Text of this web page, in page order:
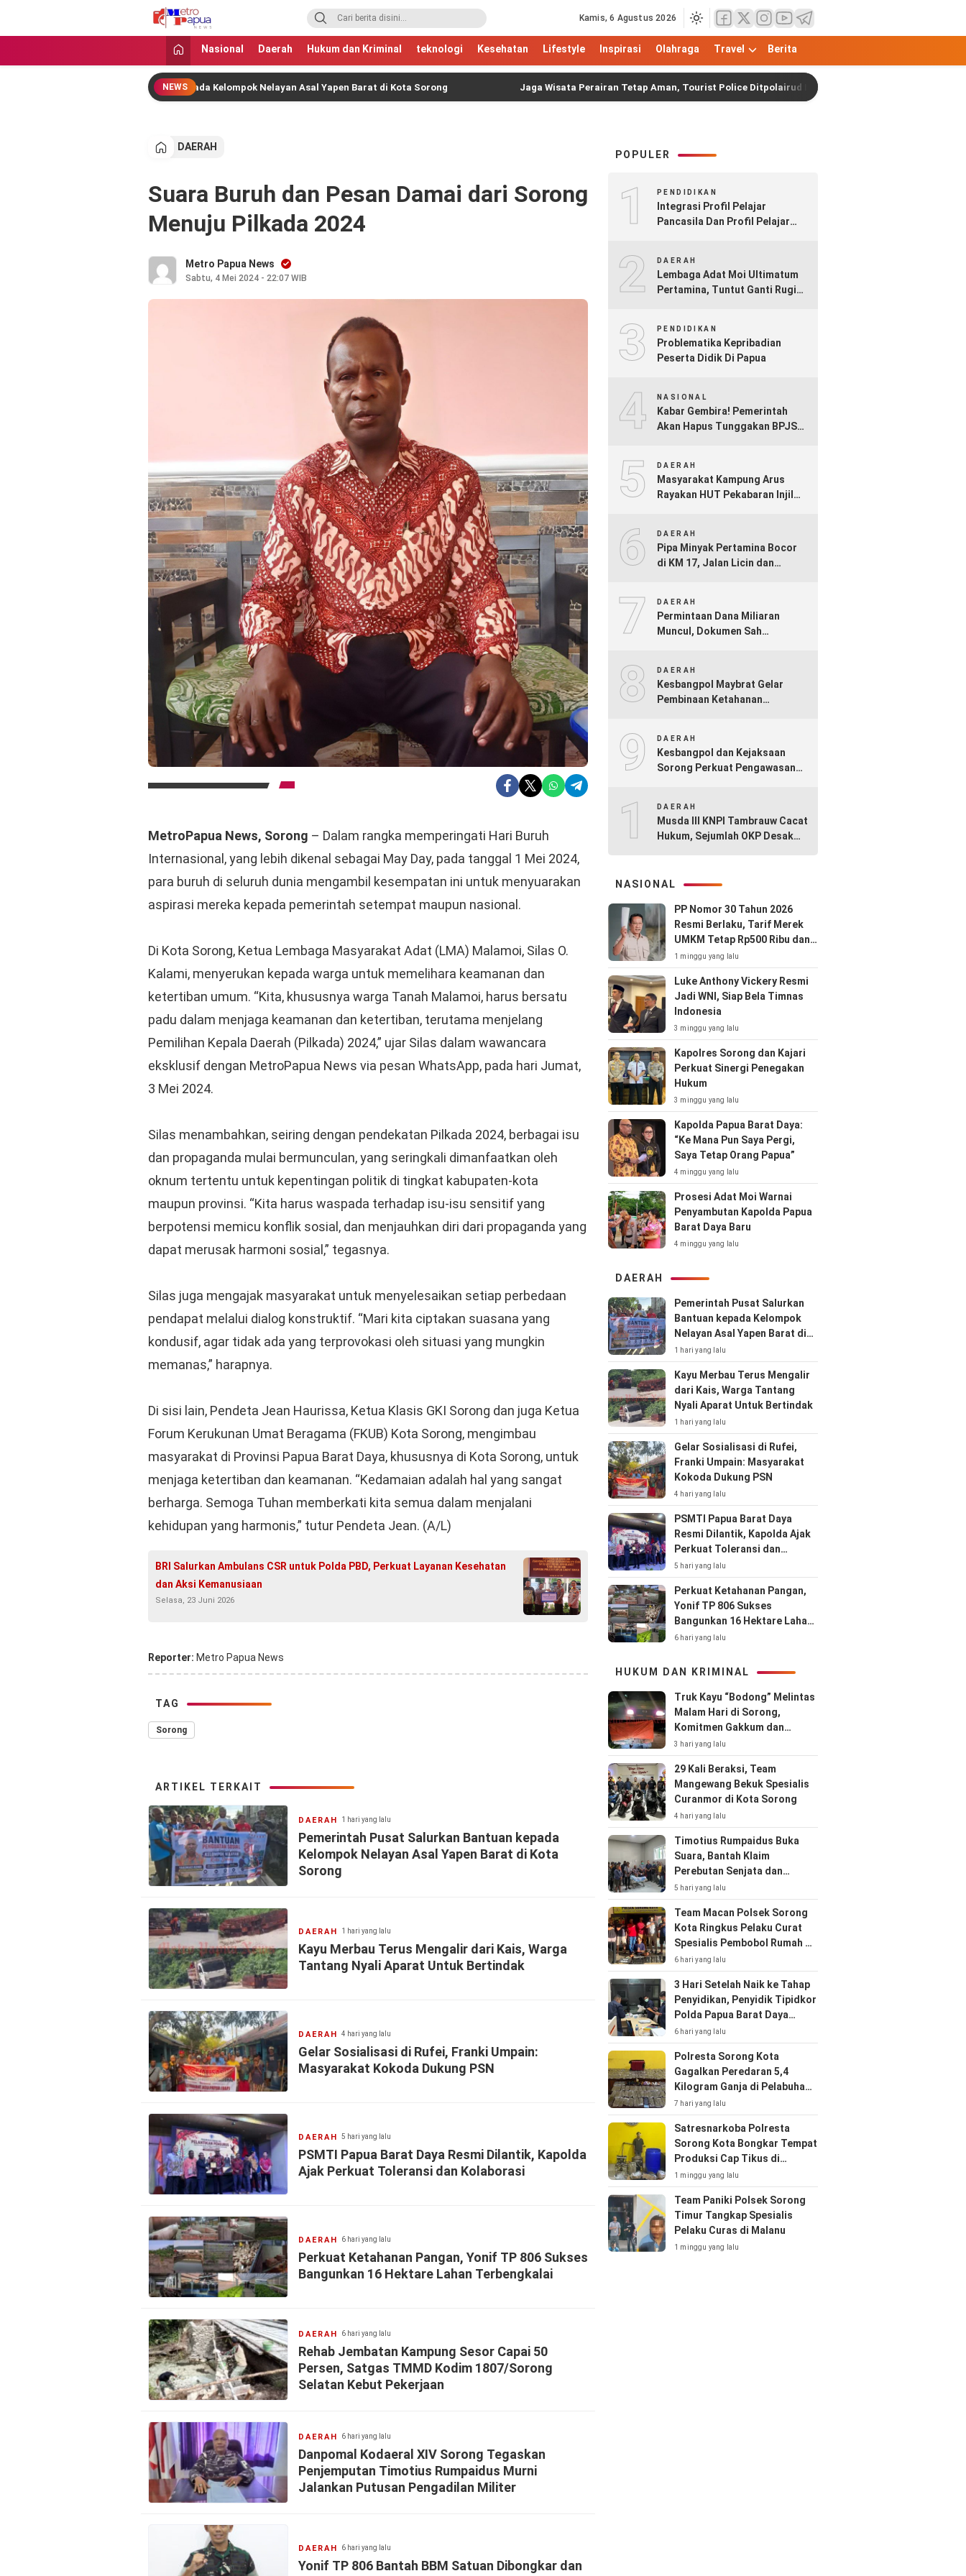
MetroPapua News
Jangan Gentar Bicara Benar
Kamis, 6 Agustus 2026
Nasional Daerah Hukum dan Kriminal teknologi Kesehatan Lifestyle Inspirasi Olahraga Travel Berita
NEWS
Pusat Salurkan Bantuan kepada Kelompok Nelayan Asal Yapen Barat di Kota Sorong Jaga Wisata Perairan Tetap Aman, Tourist Police Ditpolairud Intensifkan Patroli di Dermaga
DAERAH
Suara Buruh dan Pesan Damai dari Sorong
Menuju Pilkada 2024
Metro Papua News
Sabtu, 4 Mei 2024 - 22:07 WIB
MetroPapua News, Sorong – Dalam rangka memperingati Hari Buruh
Internasional, yang lebih dikenal sebagai May Day, pada tanggal 1 Mei 2024,
para buruh di seluruh dunia mengambil kesempatan ini untuk menyuarakan
aspirasi mereka kepada pemerintah setempat maupun nasional.
Di Kota Sorong, Ketua Lembaga Masyarakat Adat (LMA) Malamoi, Silas O.
Kalami, menyerukan kepada warga untuk memelihara keamanan dan
ketertiban umum. “Kita, khususnya warga Tanah Malamoi, harus bersatu
padu dalam menjaga keamanan dan ketertiban, terutama menjelang
Pemilihan Kepala Daerah (Pilkada) 2024,” ujar Silas dalam wawancara
eksklusif dengan MetroPapua News via pesan WhatsApp, pada hari Jumat,
3 Mei 2024.
Silas menambahkan, seiring dengan pendekatan Pilkada 2024, berbagai isu
dan propaganda mulai bermunculan, yang seringkali dimanfaatkan oleh
oknum tertentu untuk kepentingan politik di tingkat kabupaten-kota
maupun provinsi. “Kita harus waspada terhadap isu-isu sensitif yang
berpotensi memicu konflik sosial, dan menjauhkan diri dari propaganda yang
dapat merusak harmoni sosial,” tegasnya.
Silas juga mengajak masyarakat untuk menyelesaikan setiap perbedaan
pendapat melalui dialog konstruktif. “Mari kita ciptakan suasana yang
kondusif, agar tidak ada yang terprovokasi oleh situasi yang mungkin
memanas,” harapnya.
Di sisi lain, Pendeta Jean Haurissa, Ketua Klasis GKI Sorong dan juga Ketua
Forum Kerukunan Umat Beragama (FKUB) Kota Sorong, mengimbau
masyarakat di Provinsi Papua Barat Daya, khususnya di Kota Sorong, untuk
menjaga ketertiban dan keamanan. “Kedamaian adalah hal yang sangat
berharga. Semoga Tuhan memberkati kita semua dalam menjalani
kehidupan yang harmonis,” tutur Pendeta Jean. (A/L)
BRI Salurkan Ambulans CSR untuk Polda PBD, Perkuat Layanan Kesehatan
dan Aksi Kemanusiaan
Selasa, 23 Juni 2026
Reporter: Metro Papua News
TAG
Sorong
ARTIKEL TERKAIT
DAERAH 1 hari yang lalu
Pemerintah Pusat Salurkan Bantuan kepada
Kelompok Nelayan Asal Yapen Barat di Kota
Sorong
DAERAH 1 hari yang lalu
Kayu Merbau Terus Mengalir dari Kais, Warga
Tantang Nyali Aparat Untuk Bertindak
DAERAH 4 hari yang lalu
Gelar Sosialisasi di Rufei, Franki Umpain:
Masyarakat Kokoda Dukung PSN
DAERAH 5 hari yang lalu
PSMTI Papua Barat Daya Resmi Dilantik, Kapolda
Ajak Perkuat Toleransi dan Kolaborasi
DAERAH 6 hari yang lalu
Perkuat Ketahanan Pangan, Yonif TP 806 Sukses
Bangunkan 16 Hektare Lahan Terbengkalai
DAERAH 6 hari yang lalu
Rehab Jembatan Kampung Sesor Capai 50
Persen, Satgas TMMD Kodim 1807/Sorong
Selatan Kebut Pekerjaan
DAERAH 6 hari yang lalu
Danpomal Kodaeral XIV Sorong Tegaskan
Penjemputan Timotius Rumpaidus Murni
Jalankan Putusan Pengadilan Militer
DAERAH 6 hari yang lalu
Yonif TP 806 Bantah BBM Satuan Dibongkar dan
POPULER
1 PENDIDIKAN
Integrasi Profil Pelajar
Pancasila Dan Profil Pelajar
Merdeka Madrasah
2 DAERAH
Lembaga Adat Moi Ultimatum
Pertamina, Tuntut Ganti Rugi
3 PENDIDIKAN
Problematika Kepribadian
Peserta Didik Di Papua
4 NASIONAL
Kabar Gembira! Pemerintah
Akan Hapus Tunggakan BPJS
5 DAERAH
Masyarakat Kampung Arus
Rayakan HUT Pekabaran Injil
6 DAERAH
Pipa Minyak Pertamina Bocor
di KM 17, Jalan Licin dan
7 DAERAH
Permintaan Dana Miliaran
Muncul, Dokumen Sah
8 DAERAH
Kesbangpol Maybrat Gelar
Pembinaan Ketahanan
9 DAERAH
Kesbangpol dan Kejaksaan
Sorong Perkuat Pengawasan
10DAERAH
Musda III KNPI Tambrauw Cacat
Hukum, Sejumlah OKP Desak
NASIONAL
PP Nomor 30 Tahun 2026
Resmi Berlaku, Tarif Merek
UMKM Tetap Rp500 Ribu dan
Hak Cipta Lagu Gratis
1 minggu yang lalu
Luke Anthony Vickery Resmi
Jadi WNI, Siap Bela Timnas
Indonesia
3 minggu yang lalu
Kapolres Sorong dan Kajari
Perkuat Sinergi Penegakan
Hukum
3 minggu yang lalu
Kapolda Papua Barat Daya:
“Ke Mana Pun Saya Pergi,
Saya Tetap Orang Papua”
4 minggu yang lalu
Prosesi Adat Moi Warnai
Penyambutan Kapolda Papua
Barat Daya Baru
4 minggu yang lalu
DAERAH
Pemerintah Pusat Salurkan
Bantuan kepada Kelompok
Nelayan Asal Yapen Barat di
Kota Sorong
1 hari yang lalu
Kayu Merbau Terus Mengalir
dari Kais, Warga Tantang
Nyali Aparat Untuk Bertindak
1 hari yang lalu
Gelar Sosialisasi di Rufei,
Franki Umpain: Masyarakat
Kokoda Dukung PSN
4 hari yang lalu
PSMTI Papua Barat Daya
Resmi Dilantik, Kapolda Ajak
Perkuat Toleransi dan
Kolaborasi
5 hari yang lalu
Perkuat Ketahanan Pangan,
Yonif TP 806 Sukses
Bangunkan 16 Hektare Lahan
Terbengkalai
6 hari yang lalu
HUKUM DAN KRIMINAL
Truk Kayu “Bodong” Melintas
Malam Hari di Sorong,
Komitmen Gakkum dan
Kepolisian Dipertanyakan
3 hari yang lalu
29 Kali Beraksi, Team
Mangewang Bekuk Spesialis
Curanmor di Kota Sorong
4 hari yang lalu
Timotius Rumpaidus Buka
Suara, Bantah Klaim
Perebutan Senjata dan
Singgung Hubungan Kodaeral
XIV–CV Prima Papua
5 hari yang lalu
Team Macan Polsek Sorong
Kota Ringkus Pelaku Curat
Spesialis Pembobol Rumah di
Klaligi
6 hari yang lalu
3 Hari Setelah Naik ke Tahap
Penyidikan, Penyidik Tipidkor
Polda Papua Barat Daya
Geledah Sekretariat DPRP
Selama Tujuh Jam
6 hari yang lalu
Polresta Sorong Kota
Gagalkan Peredaran 5,4
Kilogram Ganja di Pelabuhan
Sorong
7 hari yang lalu
Satresnarkoba Polresta
Sorong Kota Bongkar Tempat
Produksi Cap Tikus di
Kabupaten Sorong
1 minggu yang lalu
Team Paniki Polsek Sorong
Timur Tangkap Spesialis
Pelaku Curas di Malanu
1 minggu yang lalu